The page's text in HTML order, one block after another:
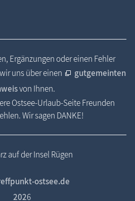
Ergänzungen oder einen Fehler
uns über einen
gutgemeinten
von Ihnen.
Ostsee-Urlaub-Seite Freunden
Wir sagen DANKE!
auf der Insel Rügen
ostsee.de
2026